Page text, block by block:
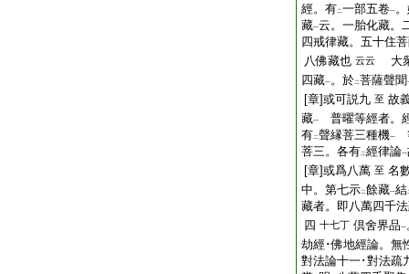
經。有二一部五卷一
藏一云。一胎化藏。
四戒律藏。五十住
八佛藏也 云云
大
四藏一。於二菩薩聲聞
[章]或可説九 至 故
藏一
普曜等經者。
有二聲縁菩三種機一
菩三。各有二經律論一
[章]或爲八萬 至 名
中。第七示二餘藏一結
藏者。即八萬四千
四 十七丁 倶舍界品一
劫經･佛地經論。無
對法論十一･對法疏